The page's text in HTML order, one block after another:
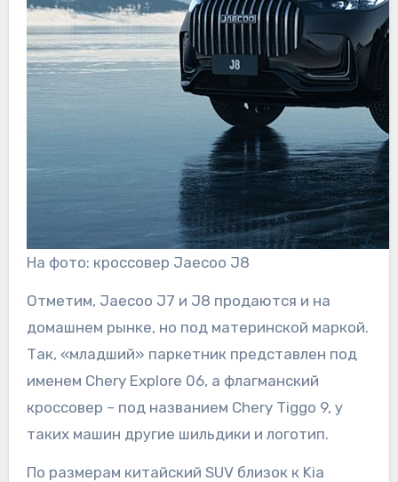
На фото: кроссовер Jaecoo J8
Отметим, Jaecoo J7 и J8 продаются и на
домашнем рынке, но под материнской маркой.
Так, «младший» паркетник представлен под
именем Chery Explore 06, а флагманский
кроссовер – под названием Chery Tiggo 9, у
таких машин другие шильдики и логотип.
По размерам китайский SUV близок к Kia